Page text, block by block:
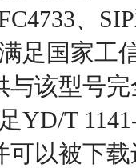
、
足国家工
与该型号
YD/T
可以被下